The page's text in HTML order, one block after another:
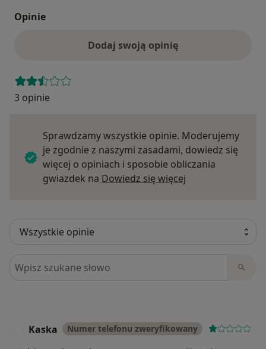
Opinie
Dodaj swoją opinię
3 opinie
Sprawdzamy wszystkie opinie. Moderujemy
je zgodnie z naszymi zasadami, dowiedz się
więcej o opiniach i sposobie obliczania
gwiazdek na Dowiedz się więcej
Szukaj w opiniach
Kaska Numer telefonu zweryfikowany